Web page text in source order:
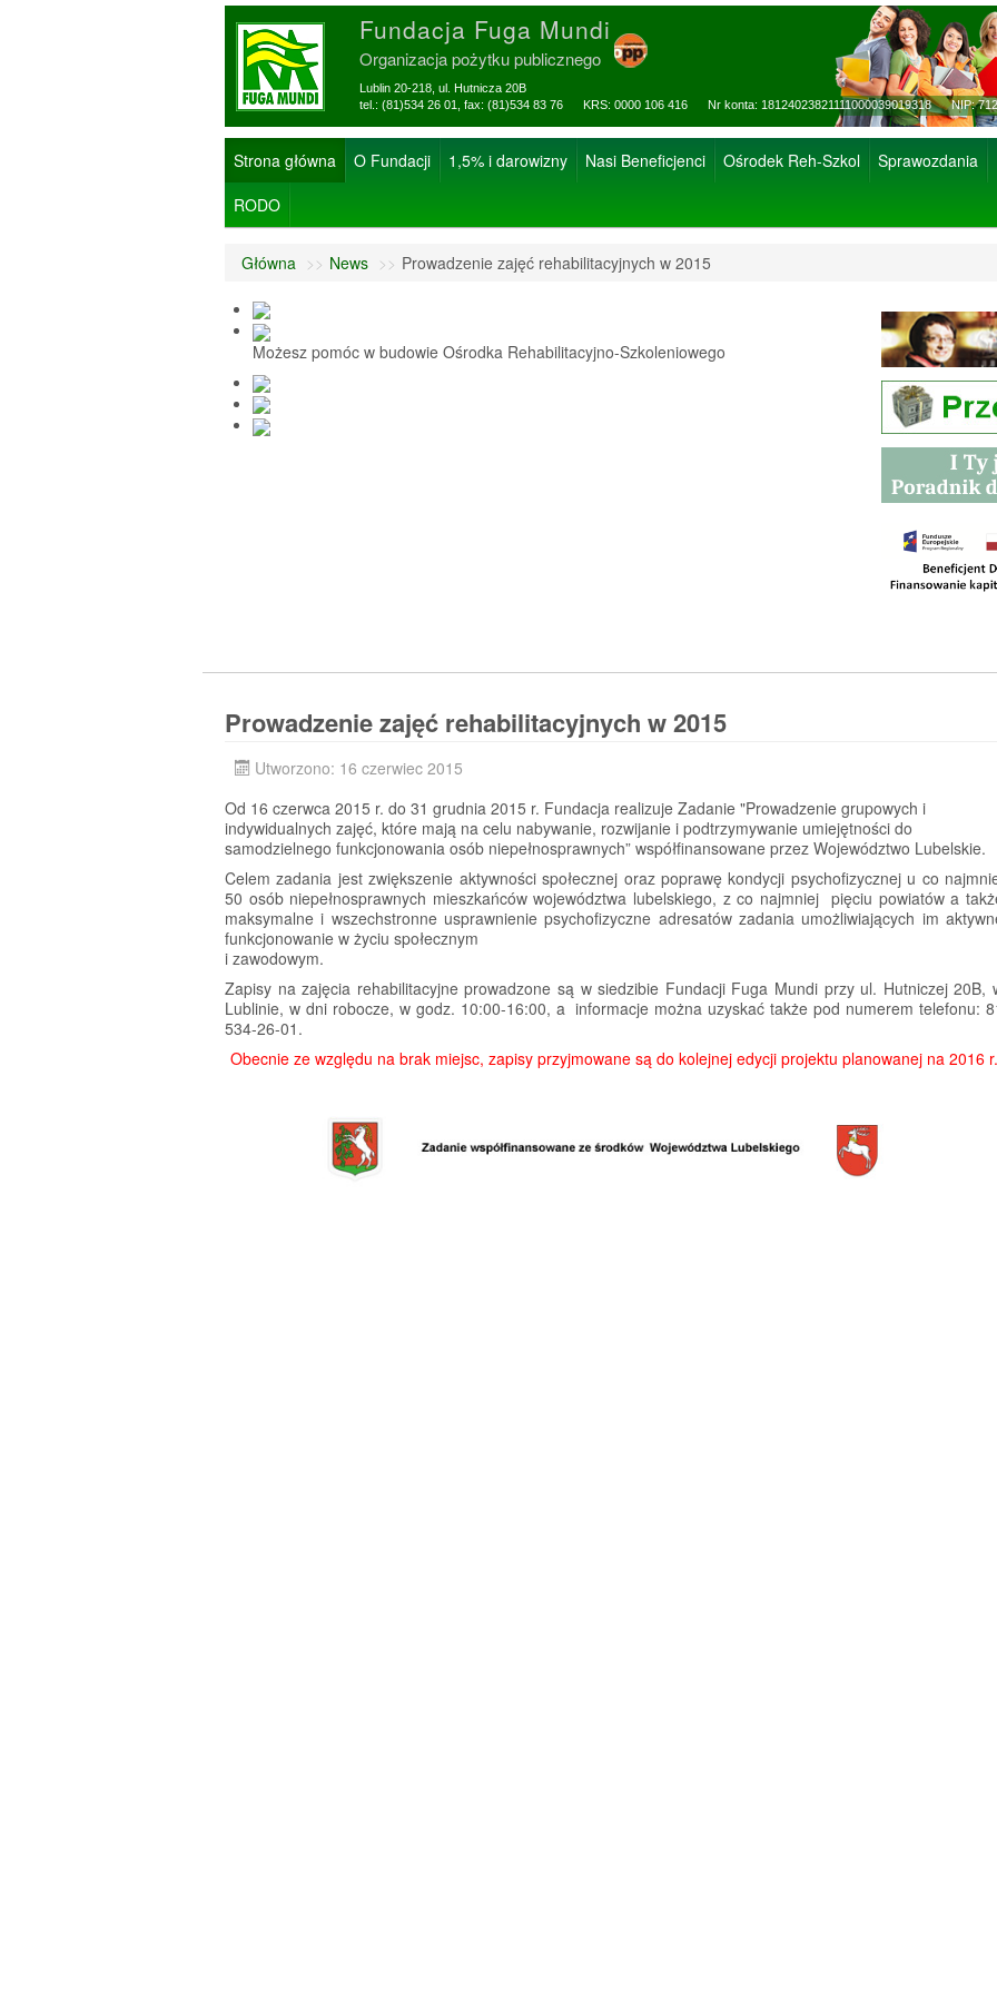
Fundacja Fuga Mundi
Organizacja pożytku publicznego
Lublin 20-218, ul. Hutnicza 20B
tel.: (81)534 26 01, fax: (81)534 83 76 KRS: 0000 106 416 Nr konta: 18124023821111000039019318 NIP:
Strona główna O Fundacji 1,5% i darowizny Nasi Beneficjenci Ośrodek Reh-Szkol Sprawozdania
RODO
Główna >> News >> Prowadzenie zajęć rehabilitacyjnych w 2015
Możesz pomóc w budowie Ośrodka Rehabilitacyjno-Szkoleniowego
Prowadzenie zajęć rehabilitacyjnych w 2015
Utworzono: 16 czerwiec 2015
Od 16 czerwca 2015 r. do 31 grudnia 2015 r. Fundacja realizuje Zadanie "Prowadzenie grupowych i
indywidualnych zajęć, które mają na celu nabywanie, rozwijanie i podtrzymywanie umiejętności do
samodzielnego funkcjonowania osób niepełnosprawnych” współfinansowane przez Województwo Lubelskie.
Celem zadania jest zwiększenie aktywności społecznej oraz poprawę kondycji psychofizycznej u co
50 osób niepełnosprawnych mieszkańców województwa lubelskiego, z co najmniej pięciu powiatów a
maksymalne i wszechstronne usprawnienie psychofizyczne adresatów zadania umożliwiających im
funkcjonowanie w życiu społecznym
i zawodowym.
Zapisy na zajęcia rehabilitacyjne prowadzone są w siedzibie Fundacji Fuga Mundi przy ul. Hutniczej 20B,
Lublinie, w dni robocze, w godz. 10:00-16:00, a informacje można uzyskać także pod numerem telefonu:
534-26-01.
Obecnie ze względu na brak miejsc, zapisy przyjmowane są do kolejnej edycji projektu planowanej na 2016 r.